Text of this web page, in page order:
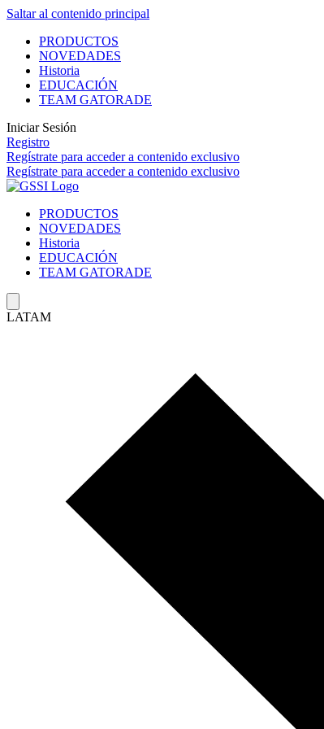
Saltar al contenido principal
PRODUCTOS
NOVEDADES
Historia
EDUCACIÓN
TEAM GATORADE
Iniciar Sesión
Registro
Regístrate para acceder a contenido exclusivo
Regístrate para acceder a contenido exclusivo
PRODUCTOS
NOVEDADES
Historia
EDUCACIÓN
TEAM GATORADE
LATAM